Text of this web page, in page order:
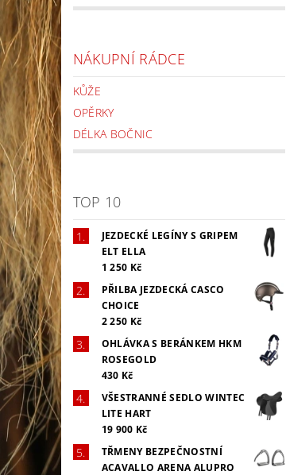
NÁKUPNÍ RÁDCE
KŮŽE
OPĚRKY
DÉLKA BOČNIC
TOP 10
JEZDECKÉ LEGÍNY S GRIPEM
ELT ELLA
1 250 Kč
PŘILBA JEZDECKÁ CASCO
CHOICE
2 250 Kč
OHLÁVKA S BERÁNKEM HKM
ROSEGOLD
430 Kč
VŠESTRANNÉ SEDLO WINTEC
LITE HART
19 900 Kč
TŘMENY BEZPEČNOSTNÍ
ACAVALLO ARENA ALUPRO